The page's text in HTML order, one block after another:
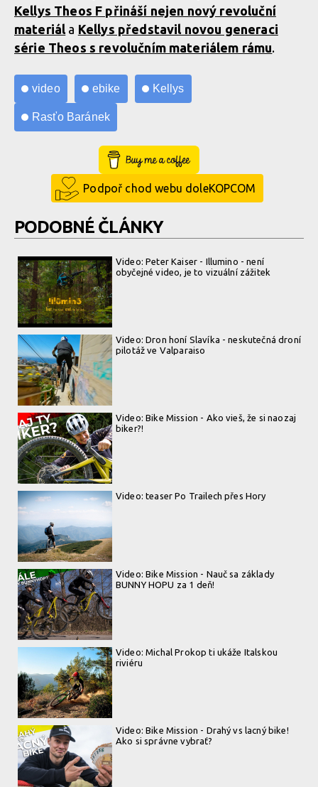
Kellys Theos F přináší nejen nový revoluční
materiál a Kellys představil novou generaci
série Theos s revolučním materiálem rámu.
video ebike Kellys
Rasťo Baránek
Buy Me a Coffee
Podpoř chod webu doleKOPCOM
PODOBNÉ ČLÁNKY
Video: Peter Kaiser - Illumino - není
obyčejné video, je to vizuální zážitek
Video: Dron honí Slavíka - neskutečná droní
pilotáž ve Valparaiso
Video: Bike Mission - Ako vieš, že si naozaj
biker?!
Video: teaser Po Trailech přes Hory
Video: Bike Mission - Nauč sa základy
BUNNY HOPU za 1 deň!
Video: Michal Prokop ti ukáže Italskou
riviéru
Video: Bike Mission - Drahý vs lacný bike!
Ako si správne vybrať?